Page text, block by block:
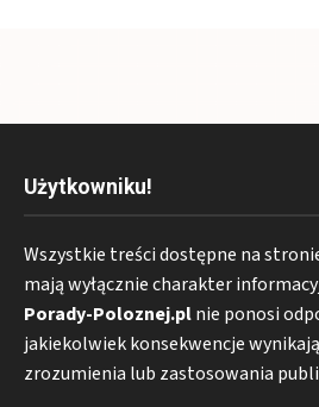
Użytkowniku!
Wszystkie treści dostępne na
mają wyłącznie charakter
Porady-Poloznej.plnie ponosi
jakiekolwiek konsekwencje
zrozumienia lub zastosowania